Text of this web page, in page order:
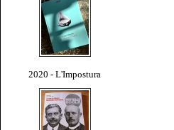
2020 - L'Impostura